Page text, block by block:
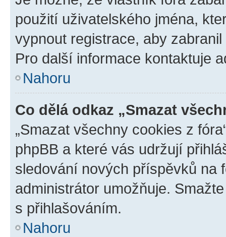
použití uživatelského jména,
vypnout registrace, aby
Pro další informace kontaktuje
Nahoru
Co dělá odkaz „Smazat
„Smazat všechny cookies z
phpBB a které vás udržují
sledování nových příspěvků na
administrátor umožňuje.
s přihlašováním.
Nahoru